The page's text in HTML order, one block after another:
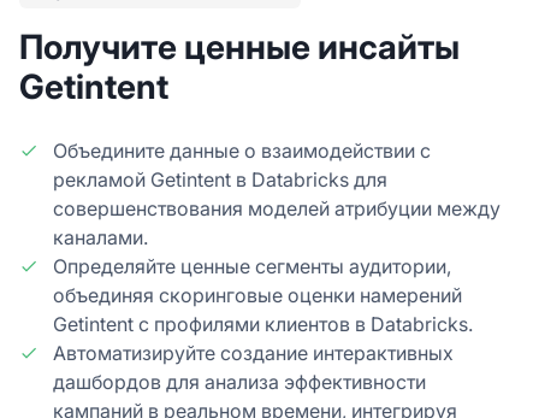
Получите ценные инсайты
Getintent
Объедините данные о взаимодействии с
рекламой Getintent в Databricks для
совершенствования моделей атрибуции между
каналами.
Определяйте ценные сегменты аудитории,
объединяя скоринговые оценки намерений
Getintent с профилями клиентов в Databricks.
Автоматизируйте создание интерактивных
дашбордов для анализа эффективности
кампаний в реальном времени, интегрируя